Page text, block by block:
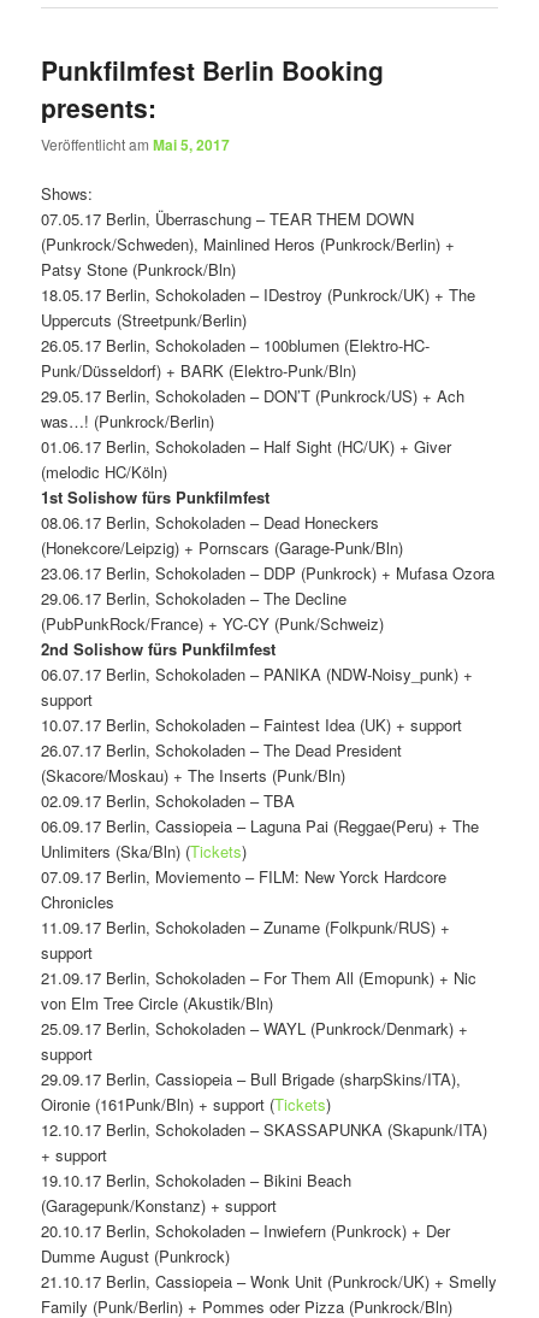
Punkfilmfest Berlin Booking
presents:
Veröffentlicht amMai 5, 2017
Shows:
07.05.17 Berlin, Überraschung – TEAR THEM DOWN
(Punkrock/Schweden), Mainlined Heros (Punkrock/Berlin) +
Patsy Stone (Punkrock/Bln)
18.05.17 Berlin, Schokoladen – IDestroy (Punkrock/UK) + The
Uppercuts (Streetpunk/Berlin)
26.05.17 Berlin, Schokoladen – 100blumen (Elektro-HC-
Punk/Düsseldorf) + BARK (Elektro-Punk/Bln)
29.05.17 Berlin, Schokoladen – DON’T (Punkrock/US) + Ach
was…! (Punkrock/Berlin)
01.06.17 Berlin, Schokoladen – Half Sight (HC/UK) + Giver
(melodic HC/Köln)
1st Solishow fürs Punkfilmfest
08.06.17 Berlin, Schokoladen – Dead Honeckers
(Honekcore/Leipzig) + Pornscars (Garage-Punk/Bln)
23.06.17 Berlin, Schokoladen – DDP (Punkrock) + Mufasa Ozora
29.06.17 Berlin, Schokoladen – The Decline
(PubPunkRock/France) + YC-CY (Punk/Schweiz)
2nd Solishow fürs Punkfilmfest
06.07.17 Berlin, Schokoladen – PANIKA (NDW-Noisy_punk) +
support
10.07.17 Berlin, Schokoladen – Faintest Idea (UK) + support
26.07.17 Berlin, Schokoladen – The Dead President
(Skacore/Moskau) + The Inserts (Punk/Bln)
02.09.17 Berlin, Schokoladen – TBA
06.09.17 Berlin, Cassiopeia – Laguna Pai (Reggae(Peru) + The
Unlimiters (Ska/Bln) (Tickets)
07.09.17 Berlin, Moviemento – FILM: New Yorck Hardcore
Chronicles
11.09.17 Berlin, Schokoladen – Zuname (Folkpunk/RUS) +
support
21.09.17 Berlin, Schokoladen – For Them All (Emopunk) + Nic
von Elm Tree Circle (Akustik/Bln)
25.09.17 Berlin, Schokoladen – WAYL (Punkrock/Denmark) +
support
29.09.17 Berlin, Cassiopeia – Bull Brigade (sharpSkins/ITA),
Oironie (161Punk/Bln) + support (Tickets)
12.10.17 Berlin, Schokoladen – SKASSAPUNKA (Skapunk/ITA)
+ support
19.10.17 Berlin, Schokoladen – Bikini Beach
(Garagepunk/Konstanz) + support
20.10.17 Berlin, Schokoladen – Inwiefern (Punkrock) + Der
Dumme August (Punkrock)
21.10.17 Berlin, Cassiopeia – Wonk Unit (Punkrock/UK) + Smelly
Family (Punk/Berlin) + Pommes oder Pizza (Punkrock/Bln)